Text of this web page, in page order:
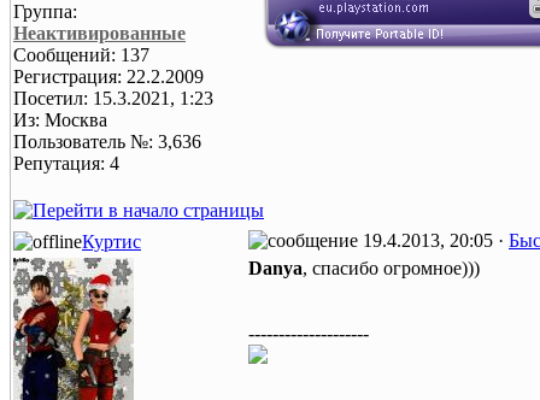
Группа:
Неактивированные
Сообщений: 137
Регистрация: 22.2.2009
Посетил: 15.3.2021, 1:23
Из: Москва
Пользователь №: 3,636
Репутация: 4
Куртис 19.4.2013, 20:05 ·
Danya, спасибо огромное)))
--------------------